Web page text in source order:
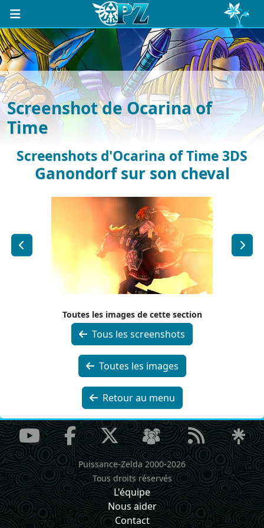
Screenshot de Ocarina of
Time
Screenshots d'Ocarina of Time 3DS
Ganondorf sur son cheval
Toutes les images de cette section
Tous les screenshots
Toutes les images
Retour au menu
Puissance-Zelda 2000-2026
Tous droits réservés
L'équipe
Nous aider
Contact